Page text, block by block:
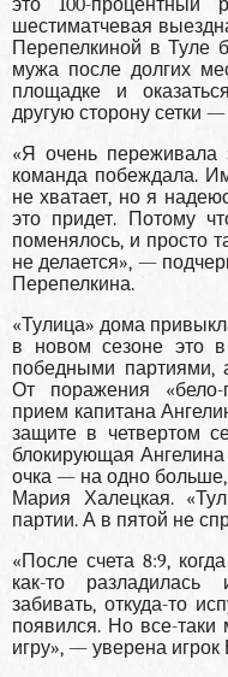
это 100-процентный
шестиматчевая
Перепелкиной в Туле
мужа после долгих
площадке и
другую сторону сетки
«Я очень переживала
команда побеждала.
не хватает, но я
это придет. Потому
поменялось, и просто
не делается», —
Перепелкина.
«Тулица» дома
в новом сезоне это
победными партиями,
От поражения «бело-
прием капитана
защите в четвертом
блокирующая Ангелина
очка — на одно
Мария Халецкая.
партии. А в пятой не
«После счета 8:9,
как-то
забивать, откуда-то
появился. Но все-
игру», — уверена